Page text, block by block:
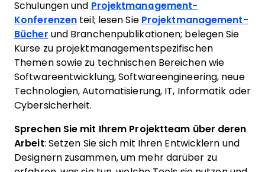
Schulungen und Projektmanagement-
Konferenzen teil; lesen Sie Projektmanagement-
Bücher und Branchenpublikationen; belegen Sie
Kurse zu projektmanagementspezifischen
Themen sowie zu technischen Bereichen wie
Softwareentwicklung, Softwareengineering, neue
Technologien, Automatisierung, IT, Informatik oder
Cybersicherheit.
Sprechen Sie mit Ihrem Projektteam über deren
Arbeit: Setzen Sie sich mit Ihren Entwicklern und
Designern zusammen, um mehr darüber zu